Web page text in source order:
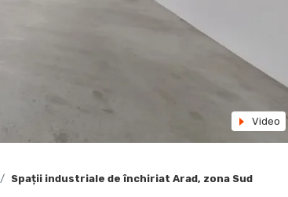
Video
Spații industriale de închiriat Arad, zona Sud